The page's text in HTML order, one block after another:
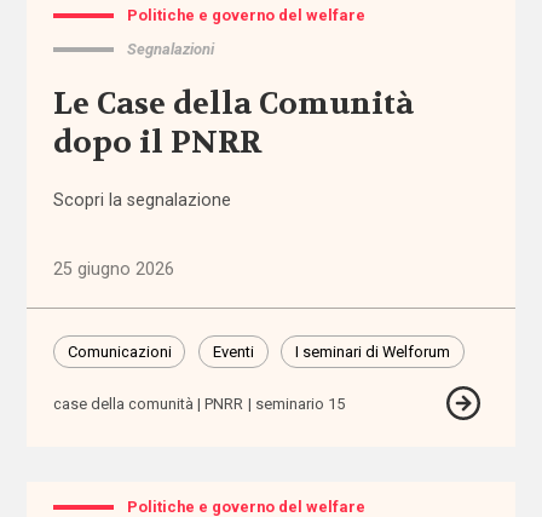
Migrazioni
(1.072)
Persone
con
disabilità
e governo
disuguaglianze
Professioni
Politiche e governo del welfare
Segnalazioni
Le Case della Comunità
dopo il PNRR
Scopri la segnalazione
25 giugno 2026
Comunicazioni Eventi I seminari di Welforum
case della comunità PNRR seminario 15
Politiche e governo del welfare